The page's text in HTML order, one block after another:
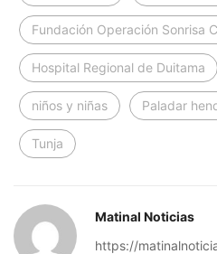
Fundación Operación Sonrisa
Hospital Regional de Duitama
niños y niñas Paladar
Tunja
Matinal Noticias
https://